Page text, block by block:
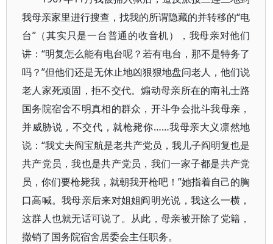
我母亲家里进行搜查，找我的所谓隐藏的并转移的“电
台”（其实只是一台普通的收音机），我母亲对他们
讲：“明复怎么能有电台呢？若有电台，那不是特务了
吗？”但他们还是无休止地凶狠狠地盘问老人，他们说
老人家死顽固，拒不交代。煽动母亲所在的南礼士路
国务院宿舍不明真相的群众，开斗争会批斗我母亲，
并威胁说，不交代，就枪毙你……我母亲大义凛然地
说：“我丈夫阎宝航是老共产党员，我儿子阎明复也是
共产党员，我也是共产党员，我们一家子都是共产党
员，你们要枪毙我，就朝我开枪吧！”她指着自己的胸
口高喊。我母亲后来对姐姐阎明光说，我这么一横，
这群人也就无话可说了。从此，母亲被开除了党籍，
撤销了国务院宿舍居委会主任职务。